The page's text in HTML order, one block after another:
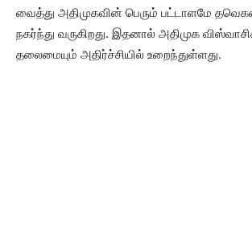
வைத்து அதிமுகவின் பெரும் பட்டாளமே
நகர்ந்து வருகிறது. இதனால் அதிமுக
தலைமையும் அதிர்ச்சியில் உறைந்துள்ளது.